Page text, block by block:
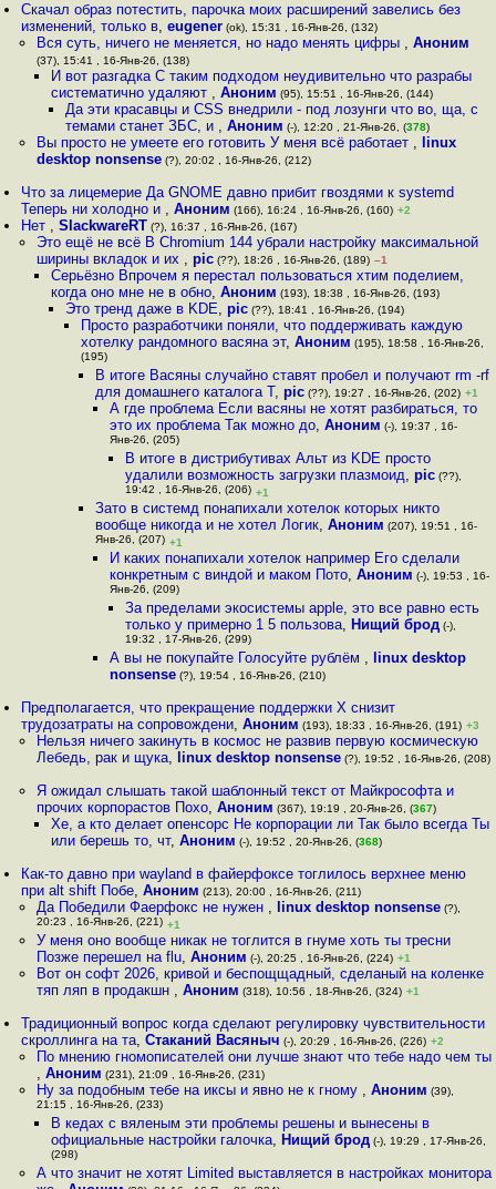
Скачал образ потестить, парочка моих расширений завелись без
изменений, только в,eugener (ok), 15:31 , 16-Янв-26, (132)
Вся суть, ничего не меняется, но надо менять цифры , Аноним
(37), 15:41 , 16-Янв-26, (138)
И вот разгадка С таким подходом неудивительно что разрабы
систематично удаляют , Аноним (95), 15:51 , 16-Янв-26, (144)
Да эти красавцы и CSS внедрили - под лозунги что во, ща, с
темами станет ЗБС, и ,Аноним (-), 12:20 , 21-Янв-26, (378)
Вы просто не умеете его готовить У меня всё работает ,
linux
desktop nonsense(?), 20:02 , 16-Янв-26, (212)
Что за лицемерие Да GNOME давно прибит гвоздями к systemd
Теперь ни холодно и ,Аноним (166), 16:24 , 16-Янв-26, (160) +2
Нет ,SlackwareRT (?), 16:37 , 16-Янв-26, (167)
Это ещё не всё В Chromium 144 убрали настройку максимальной
ширины вкладок и их , pic(??), 18:26 , 16-Янв-26, (189) –1
Серьёзно Впрочем я перестал пользоваться хтим поделием,
когда оно мне не в обно, Аноним (193), 18:38 , 16-Янв-26, (193)
Это тренд даже в KDE,pic (??), 18:41 , 16-Янв-26, (194)
Просто разработчики поняли, что поддерживать каждую
хотелку рандомного васяна эт, Аноним (195), 18:58 , 16-Янв-26,
(195)
В итоге Васяны случайно ставят пробел и получают rm -rf
для домашнего каталога Т, pic(??), 19:27 , 16-Янв-26, (202) +1
А где проблема Если васяны не хотят разбираться, то
это их проблема Так можно до,Аноним (-), 19:37 , 16-
Янв-26, (205)
В итоге в дистрибутивах Альт из KDE просто
удалили возможность загрузки плазмоид, pic(??),
19:42 , 16-Янв-26, (206) +1
Зато в системд понапихали хотелок которых никто
вообще никогда и не хотел Логик, Аноним (207), 19:51 , 16-
Янв-26, (207) +1
И каких понапихали хотелок например Его сделали
конкретным с виндой и маком Пото,Аноним (-), 19:53 , 16-
Янв-26, (209)
За пределами экосистемы apple, это все равно есть
только у примерно 1 5 пользова, Нищий брод(-),
19:32 , 17-Янв-26, (299)
А вы не покупайте Голосуйте рублём ,
linux desktop
nonsense (?), 19:54 , 16-Янв-26, (210)
Предполагается, что прекращение поддержки X снизит
трудозатраты на сопровождени,Аноним (193), 18:33 , 16-Янв-26, (191) +3
Нельзя ничего закинуть в космос не развив первую космическую
Лебедь, рак и щука, linux desktop nonsense(?), 19:52 , 16-Янв-26, (208)
Я ожидал слышать такой шаблонный текст от Майкрософта и
прочих корпорастов Похо, Аноним (367), 19:19 , 20-Янв-26, (367)
Хе, а кто делает опенсорс Не корпорации ли Так было всегда Ты
или берешь то, чт, Аноним (-), 19:52 , 20-Янв-26, (368)
Как-то давно при wayland в файерфоксе тоглилось верхнее меню
при alt shift Побе,Аноним (213), 20:00 , 16-Янв-26, (211)
Да Победили Фаерфокс не нужен , linux desktop nonsense(?),
20:23 , 16-Янв-26, (221) +1
У меня оно вообще никак не тоглится в гнуме хоть ты тресни
Позже перешел на flu, Аноним (-), 20:25 , 16-Янв-26, (224) +1
Вот он софт 2026, кривой и беспощщадный, сделаный на коленке
тяп ляп в продакшн , Аноним (318), 10:56 , 18-Янв-26, (324) +1
Традиционный вопрос когда сделают регулировку чувствительности
скроллинга на та,Стаканий Васяныч (-), 20:29 , 16-Янв-26, (226) +2
По мнению гномописателей они лучше знают что тебе надо чем ты
, Аноним (231), 21:09 , 16-Янв-26, (231)
Ну за подобным тебе на иксы и явно не к гному , Аноним (39),
21:15 , 16-Янв-26, (233)
В кедах с вяленым эти проблемы решены и вынесены в
официальные настройки галочка, Нищий брод(-), 19:29 , 17-Янв-26,
(298)
А что значит не хотят Limited выставляется в настройках монитора